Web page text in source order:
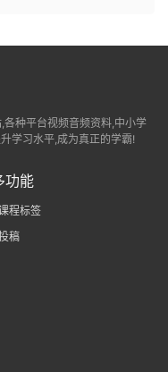
种平台视频音频资料,中小学
学习水平,成为真正的学霸!
功能
程标签
稿